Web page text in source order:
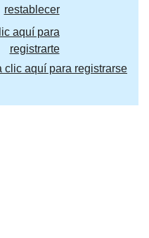
restablecer
aquí para
registrarte
clic aquí para registrarse